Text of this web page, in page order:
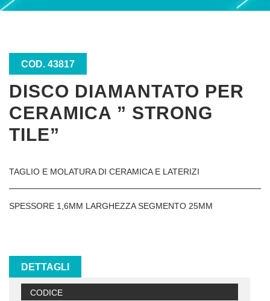
COD. 43817
DISCO DIAMANTATO PER
CERAMICA ” STRONG
TILE”
TAGLIO E MOLATURA DI CERAMICA E LATERIZI
SPESSORE 1,6MM LARGHEZZA SEGMENTO 25MM
DETTAGLI
CODICE